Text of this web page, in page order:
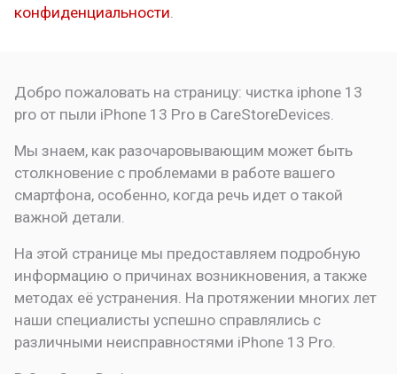
конфиденциальности
Добро пожаловать на страницу: чистка iphone 13
pro от пыли iPhone 13 Pro в CareStoreDevices.
Мы знаем, как разочаровывающим может быть
столкновение с проблемами в работе вашего
смартфона, особенно, когда речь идет о такой
важной детали.
На этой странице мы предоставляем подробную
информацию о причинах возникновения, а также
методах её устранения. На протяжении многих лет
наши специалисты успешно справлялись с
различными неисправностями iPhone 13 Pro.